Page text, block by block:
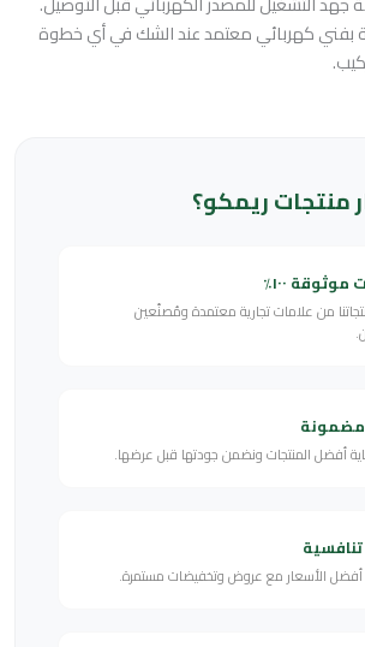
بفني كهربائي معتمد عند الشك في أي خطوة
منتجات ريمكو؟
١٠٠٪
من علامات تجارية معتمدة ومُصنّعين
أفضل المنتجات ونضمن جودتها قبل عرضها.
أفضل الأسعار مع عروض وتخفيضات مستمرة.